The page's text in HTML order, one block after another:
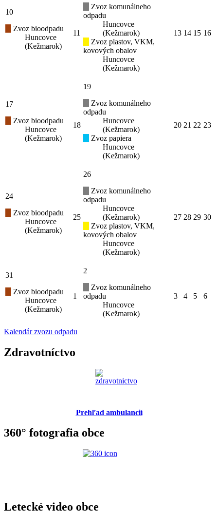
10
Zvoz bioodpadu
Huncovce
(Kežmarok)
11
Zvoz komunálneho
odpadu
Huncovce
(Kežmarok)
Zvoz plastov, VKM,
kovových obalov
Huncovce
(Kežmarok)
13 14 15 16
17
Zvoz bioodpadu
Huncovce
(Kežmarok)
18
19
Zvoz komunálneho
odpadu
Huncovce
(Kežmarok)
Zvoz papiera
Huncovce
(Kežmarok)
20 21 22 23
24
Zvoz bioodpadu
Huncovce
(Kežmarok)
25
26
Zvoz komunálneho
odpadu
Huncovce
(Kežmarok)
Zvoz plastov, VKM,
kovových obalov
Huncovce
(Kežmarok)
27 28 29 30
31
Zvoz bioodpadu
Huncovce
(Kežmarok)
1
2
Zvoz komunálneho
odpadu
Huncovce
(Kežmarok)
3 4 5 6
Kalendár zvozu odpadu
Zdravotníctvo
Prehľad ambulancií
360° fotografia obce
Letecké video obce